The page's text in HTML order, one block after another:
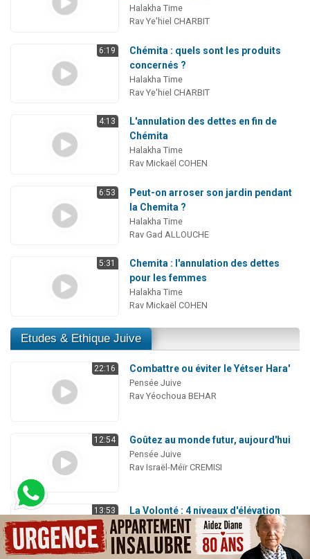
Halakha Time
Rav Ye'hiel CHARBIT
6:19
Chémita : quels sont les produits
concernés ?
Halakha Time
Rav Ye'hiel CHARBIT
4:13
L'annulation des dettes en fin de
Chémita
Halakha Time
Rav Mickaël COHEN
6:53
Peut-on arroser son jardin pendant
la Chemita ?
Halakha Time
Rav Gad ALLOUCHE
5:31
Chemita : l'annulation des dettes
pour les femmes
Halakha Time
Rav Mickaël COHEN
Etudes & Ethique Juive
22:16 Combattre ou éviter le Yétser Hara'
Pensée Juive
Rav Yéochoua BEHAR
12:54 Goûtez au monde futur, aujourd'hui
Pensée Juive
Rav Israël-Méïr CREMISI
13:53 La Volonté : 4 niveaux d'élévation
Pensée Juive
Rav Raphaël SADIN